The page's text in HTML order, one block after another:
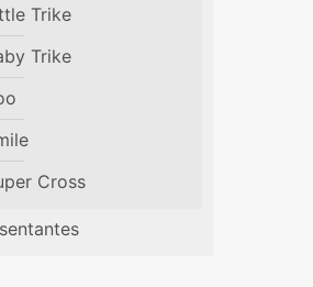
Trike
Trike
Cross